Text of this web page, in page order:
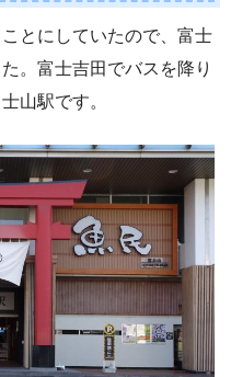
とにしていたので、富士
。富士吉田でバスを降り
山駅です。